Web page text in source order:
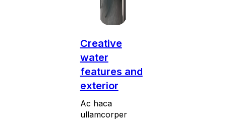
Creative
water
features and
exterior
Ac haca
ullamcorper